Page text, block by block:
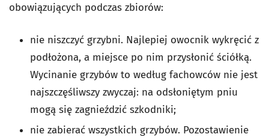
obowiązujących podczas zbiorów:
nie niszczyć grzybni. Najlepiej owocnik wykręcić z
podłożona, a miejsce po nim przysłonić ściółką.
Wycinanie grzybów to według fachowców nie jest
najszczęśliwszy zwyczaj: na odsłoniętym pniu
mogą się zagnieździć szkodniki;
nie zabierać wszystkich grzybów. Pozostawienie